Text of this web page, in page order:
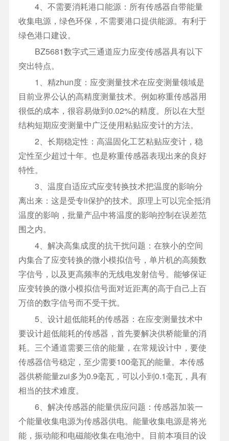
4、不需要消耗港口能源：所有传感器自带能量
收集电源，绿色环保，不需要港口提供能源。有利于
绿色港口建设。
BZ5681数字式三通道应力应变传感器具有以下
突出特点。
1、精zhun度：应变测量技术在应变测量领域是
目前业界公认的高精度测量技术。例如称重传感器用
很低的成本，很容易做到0.02%的精度。所以在大型
结构短期应变测量中广泛使用粘贴应变计的方法。
2、长期稳定性：高温固化工艺粘贴应变计，稳
定性至少超过十年。也是称重传感器表现出来的良好
特性。
3、温度自适应式应变转换技术把温度的影响分
离出来：这是受专li保护的技术。原理上可以完全抵消
温度的影响，批量产品中将温度的影响控制在误差范
围之内。
4、解决高集成度的抗干扰问题：在狭小的空间
内集合了应变转换的微小模拟信号，单片机的高频数
字信号，以及更高频率的无线电发射信号。能够保证
应变转换的微小模拟信号面对近距离的高于自己上百
万倍的数字信号而不受干扰。
5、设计超低能耗的传感器：在应变测量技术中
要设计超低能耗的传感器，首先要解决供桥能量的消
耗。三个通道需要三倍的能量，在常规设计中，要使
传感器信号稳定，至少需要100毫瓦的能量。本传感
器供桥能量zui多为0.9毫瓦，可以小到0.1毫瓦，具有
相当的技术难度。
6、解决传感器的能量供应问题：传感器加装一
个能量收集电源为传感器供电。能量收集电源是将光
能，振动能和电磁能收集在电池中。目前本项目的设